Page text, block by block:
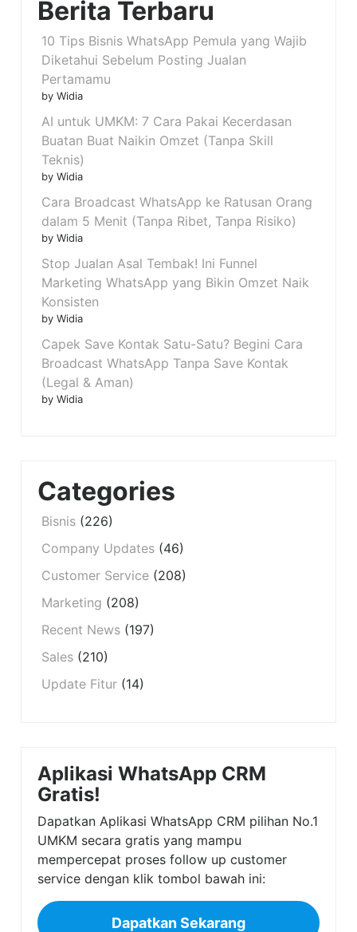
Berita Terbaru
10 Tips Bisnis WhatsApp Pemula yang Wajib
Diketahui Sebelum Posting Jualan
Pertamamu
by Widia
AI untuk UMKM: 7 Cara Pakai Kecerdasan
Buatan Buat Naikin Omzet (Tanpa Skill
Teknis)
by Widia
Cara Broadcast WhatsApp ke Ratusan Orang
dalam 5 Menit (Tanpa Ribet, Tanpa Risiko)
by Widia
Stop Jualan Asal Tembak! Ini Funnel
Marketing WhatsApp yang Bikin Omzet Naik
Konsisten
by Widia
Capek Save Kontak Satu-Satu? Begini Cara
Broadcast WhatsApp Tanpa Save Kontak
(Legal & Aman)
by Widia
Categories
Bisnis (226)
Company Updates (46)
Customer Service (208)
Marketing (208)
Recent News (197)
Sales (210)
Update Fitur (14)
Aplikasi WhatsApp CRM
Gratis!
Dapatkan Aplikasi WhatsApp CRM pilihan No.1
UMKM secara gratis yang mampu
mempercepat proses follow up customer
service dengan klik tombol bawah ini:
Dapatkan Sekarang